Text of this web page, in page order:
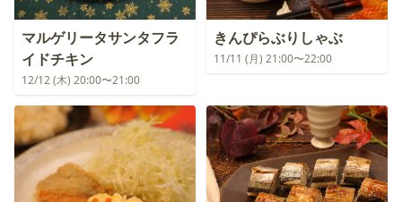
マルゲリータサンタフラ
イドチキン
12/12 (木) 20:00〜21:00
きんぴらぶりしゃぶ
11/11 (月) 21:00〜22:00